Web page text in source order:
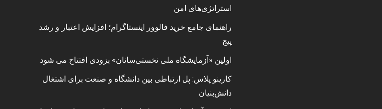
استراتژی‌های امن
راهنمای جامع خرید فالوور اینستاگرام؛ افزایش اعتبار و رشد
پیج
اولین «آزمایشگاه ملی نخستی‌سانان» بزودی افتتاح می شود
کارینو پلاس: پل ارتباطی بین دانشگاه و صنعت برای اشتغال
دانش‌بنیان